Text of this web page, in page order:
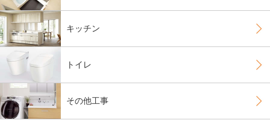
キッチン
トイレ
その他工事